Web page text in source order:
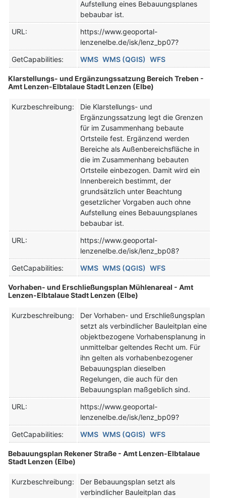
Aufstellung eines Bebauungsplanes
bebaubar ist.
URL:
https://www.geoportal-
lenzenelbe.de/isk/lenz_bp07?
GetCapabilities:
WMS WMS (QGIS) WFS
Klarstellungs- und Ergänzungssatzung Bereich Treben -
Amt Lenzen-Elbtalaue Stadt Lenzen (Elbe)
Kurzbeschreibung:
Die Klarstellungs- und
Ergänzungssatzung legt die Grenzen
für im Zusammenhang bebaute
Ortsteile fest. Ergänzend werden
Bereiche als Außenbereichsfläche in
die im Zusammenhang bebauten
Ortsteile einbezogen. Damit wird ein
Innenbereich bestimmt, der
grundsätzlich unter Beachtung
gesetzlicher Vorgaben auch ohne
Aufstellung eines Bebauungsplanes
bebaubar ist.
URL:
https://www.geoportal-
lenzenelbe.de/isk/lenz_bp08?
GetCapabilities:
WMS WMS (QGIS) WFS
Vorhaben- und Erschließungsplan Mühlenareal - Amt
Lenzen-Elbtalaue Stadt Lenzen (Elbe)
Kurzbeschreibung:
Der Vorhaben- und Erschließungsplan
setzt als verbindlicher Bauleitplan eine
objektbezogene Vorhabensplanung in
unmittelbar geltendes Recht um. Für
ihn gelten als vorhabenbezogener
Bebauungsplan dieselben
Regelungen, die auch für den
Bebauungsplan maßgeblich sind.
URL:
https://www.geoportal-
lenzenelbe.de/isk/lenz_bp09?
GetCapabilities:
WMS WMS (QGIS) WFS
Bebauungsplan Rekener Straße - Amt Lenzen-Elbtalaue
Stadt Lenzen (Elbe)
Kurzbeschreibung:
Der Bebauungsplan setzt als
verbindlicher Bauleitplan das